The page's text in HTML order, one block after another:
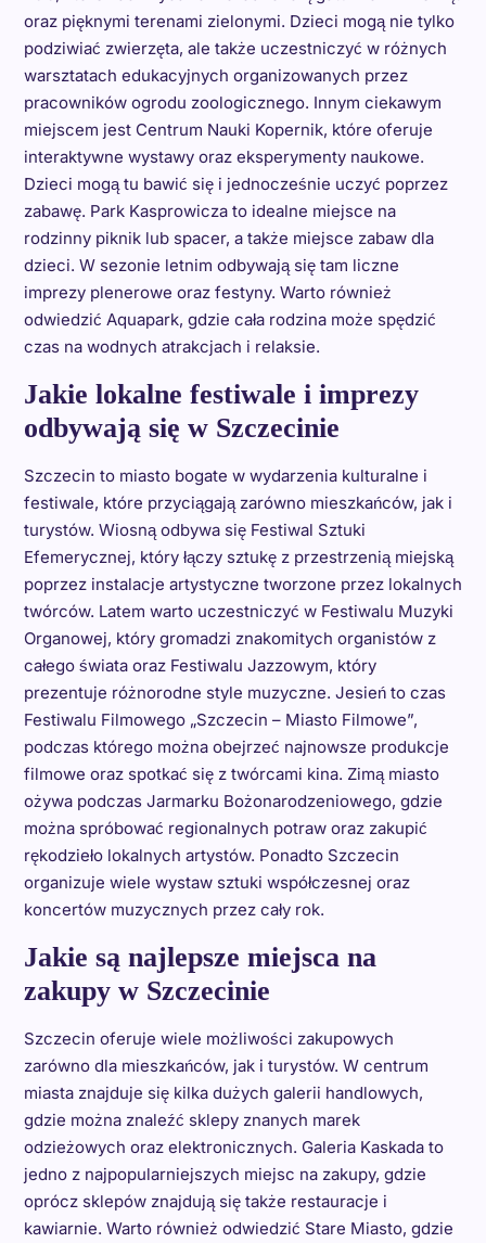
oraz pięknymi terenami zielonymi. Dzieci mogą nie tylko
podziwiać zwierzęta, ale także uczestniczyć w różnych
warsztatach edukacyjnych organizowanych przez
pracowników ogrodu zoologicznego. Innym ciekawym
miejscem jest Centrum Nauki Kopernik, które oferuje
interaktywne wystawy oraz eksperymenty naukowe.
Dzieci mogą tu bawić się i jednocześnie uczyć poprzez
zabawę. Park Kasprowicza to idealne miejsce na
rodzinny piknik lub spacer, a także miejsce zabaw dla
dzieci. W sezonie letnim odbywają się tam liczne
imprezy plenerowe oraz festyny. Warto również
odwiedzić Aquapark, gdzie cała rodzina może spędzić
czas na wodnych atrakcjach i relaksie.
Jakie lokalne festiwale i imprezy
odbywają się w Szczecinie
Szczecin to miasto bogate w wydarzenia kulturalne i
festiwale, które przyciągają zarówno mieszkańców, jak i
turystów. Wiosną odbywa się Festiwal Sztuki
Efemerycznej, który łączy sztukę z przestrzenią miejską
poprzez instalacje artystyczne tworzone przez lokalnych
twórców. Latem warto uczestniczyć w Festiwalu Muzyki
Organowej, który gromadzi znakomitych organistów z
całego świata oraz Festiwalu Jazzowym, który
prezentuje różnorodne style muzyczne. Jesień to czas
Festiwalu Filmowego „Szczecin – Miasto Filmowe”,
podczas którego można obejrzeć najnowsze produkcje
filmowe oraz spotkać się z twórcami kina. Zimą miasto
ożywa podczas Jarmarku Bożonarodzeniowego, gdzie
można spróbować regionalnych potraw oraz zakupić
rękodzieło lokalnych artystów. Ponadto Szczecin
organizuje wiele wystaw sztuki współczesnej oraz
koncertów muzycznych przez cały rok.
Jakie są najlepsze miejsca na
zakupy w Szczecinie
Szczecin oferuje wiele możliwości zakupowych
zarówno dla mieszkańców, jak i turystów. W centrum
miasta znajduje się kilka dużych galerii handlowych,
gdzie można znaleźć sklepy znanych marek
odzieżowych oraz elektronicznych. Galeria Kaskada to
jedno z najpopularniejszych miejsc na zakupy, gdzie
oprócz sklepów znajdują się także restauracje i
kawiarnie. Warto również odwiedzić Stare Miasto, gdzie